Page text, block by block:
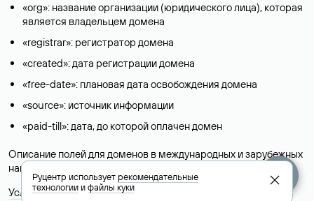
«org»: название организации (юридического лица), которая
является владельцем домена
«registrar»: регистратор домена
«created»: дата регистрации домена
«free-date»: плановая дата освобождения домена
«source»: источник информации
«paid-till»: дата, до которой оплачен домен
Описание полей для доменов в международных и зарубежных
национальных доменах представлены в разделе «
».
Условия использования Whois-сервиса
Руцентр используетрекомендательные
технологииифайлы куки